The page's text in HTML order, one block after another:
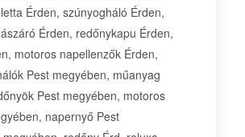
Érden, szúnyogháló Érden,
Érden, redőnykapu Érden,
motoros napellenzők Érden,
Pest megyében, műanyag
Pest megyében, motoros
napernyő Pest